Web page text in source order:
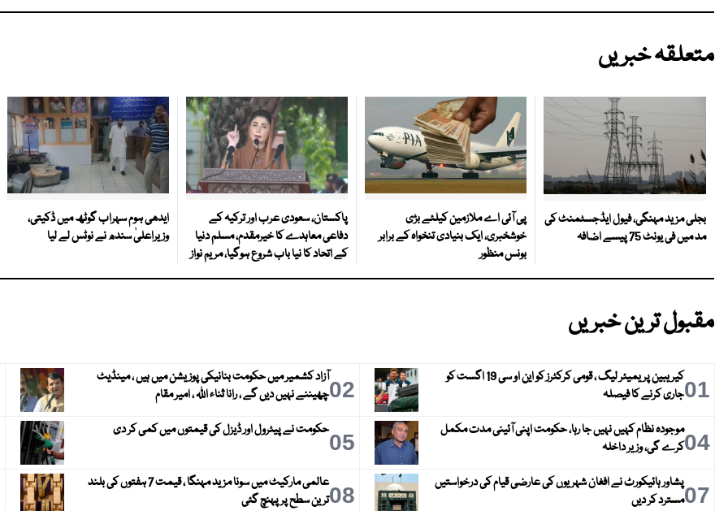
متعلقہ خبریں
بجلی مزید مہنگی، فیول ایڈجسٹمنٹ کی
مد میں فی یونٹ 75 پیسے اضافہ
پی آئی اے ملازمین کیلئے بڑی
خوشخبری، ایک بنیادی تنخواہ کے برابر
بونس منظور
پاکستان، سعودی عرب اور ترکیہ کے
دفاعی معاہدے کا خیرمقدم، مسلم دنیا
کے اتحاد کا نیا باب شروع ہوگیا، مریم نواز
ایدھی ہوم سہراب گوٹھ میں ڈکیتی،
وزیراعلیٰ سندھ نے نوٹس لے لیا
مقبول ترین خبریں
01
کیریبین پریمیئر لیگ ، قومی کرکٹرز کو این او سی 19 اگست کو
جاری کرنے کا فیصلہ
02آزاد کشمیر میں حکومت بنانیکی پوزیشن میں ہیں ، مینڈیٹ
چھیننے نہیں دیں گے ، رانا ثناء اللہ ، امیر مقام
04موجودہ نظام کہیں نہیں جا رہا، حکومت اپنی آئینی مدت مکمل
کرے گی، وزیر داخلہ
05حکومت نے پیٹرول اور ڈیزل کی قیمتوں میں کمی کر دی
07پشاور ہائیکورٹ نے افغان شہریوں کی عارضی قیام کی درخواستیں
مسترد کر دیں
08
عالمی مارکیٹ میں سونا مزید مہنگا ، قیمت 7 ہفتوں کی بلند
ترین سطح پر پہنچ گئی